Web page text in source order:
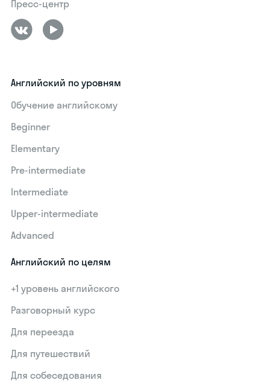
Пресс-центр
Английский по уровням
Обучение английскому
Beginner
Elementary
Pre-intermediate
Intermediate
Upper-intermediate
Advanced
Английский по целям
+1 уровень английского
Разговорный курс
Для переезда
Для путешествий
Для собеседования